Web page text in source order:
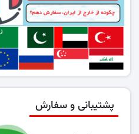
پشتیبانی و سفارش